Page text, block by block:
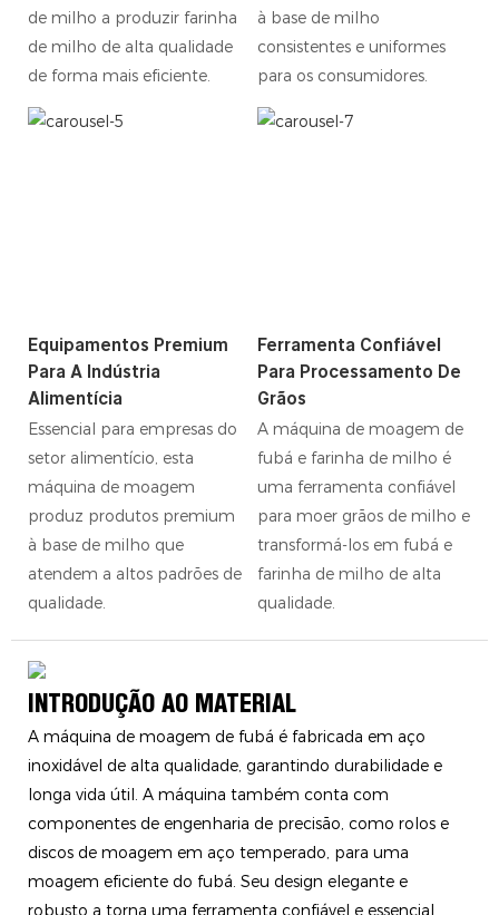
de milho a produzir farinha
de milho de alta qualidade
de forma mais eficiente.
à base de milho
consistentes e uniformes
para os consumidores.
Equipamentos Premium
Para A Indústria
Alimentícia
Essencial para empresas do
setor alimentício, esta
máquina de moagem
produz produtos premium
à base de milho que
atendem a altos padrões de
qualidade.
Ferramenta Confiável
Para Processamento De
Grãos
A máquina de moagem de
fubá e farinha de milho é
uma ferramenta confiável
para moer grãos de milho e
transformá-los em fubá e
farinha de milho de alta
qualidade.
INTRODUÇÃO AO MATERIAL
A máquina de moagem de fubá é fabricada em aço
inoxidável de alta qualidade, garantindo durabilidade e
longa vida útil. A máquina também conta com
componentes de engenharia de precisão, como rolos e
discos de moagem em aço temperado, para uma
moagem eficiente do fubá. Seu design elegante e
robusto a torna uma ferramenta confiável e essencial